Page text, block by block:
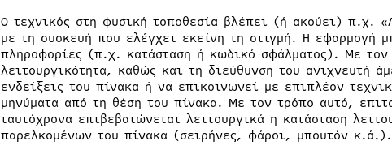
Ο τεχνικός στη φυσική τοποθεσία βλέπει (ή ακούει) π.χ.
με τη συσκευή που ελέγχει εκείνη τη στιγμή. Η εφαρμογή
πληροφορίες (π.χ. κατάσταση ή κωδικό σφάλματος). Με
λειτουργικότητα, καθώς και τη διεύθυνση του ανιχνευτή
ενδείξεις του πίνακα ή να επικοινωνεί με επιπλέον
μηνύματα από τη θέση του πίνακα. Με τον τρόπο αυτό,
ταυτόχρονα επιβεβαιώνεται λειτουργικά η κατάσταση
παρελκομένων του πίνακα (σειρήνες, φάροι, μπουτόν κ.ά.).